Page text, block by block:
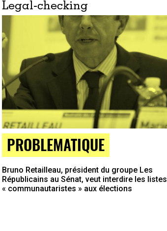
Legal-checking
PROBLEMATIQUE
Bruno Retailleau, président du groupe Les
Républicains au Sénat, veut interdire les listes
« communautaristes » aux élections